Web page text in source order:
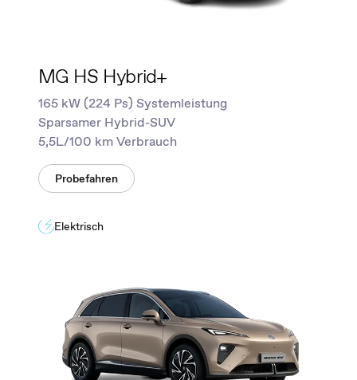
MG HS Hybrid+
165 kW (224 Ps) Systemleistung
Sparsamer Hybrid-SUV
5,5L/100 km Verbrauch
Probefahren
Elektrisch